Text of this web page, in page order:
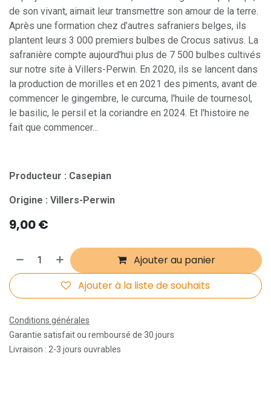
de son vivant, aimait leur transmettre son amour de la terre.
Après une formation chez d’autres safraniers belges, ils
plantent leurs 3 000 premiers bulbes de Crocus sativus. La
safranière compte aujourd'hui plus de 7 500 bulbes cultivés
sur notre site à Villers-Perwin. En 2020, ils se lancent dans
la production de morilles et en 2021 des piments, avant de
commencer le gingembre, le curcuma, l'huile de tournesol,
le basilic, le persil et la coriandre en 2024. Et l'histoire ne
fait que commencer...
Producteur : Casepian
Origine : Villers-Perwin
9,00€
Ajouter au panier
Ajouter à la liste de souhaits
Conditions générales
Garantie satisfait ou remboursé de 30 jours
Livraison : 2-3 jours ouvrables